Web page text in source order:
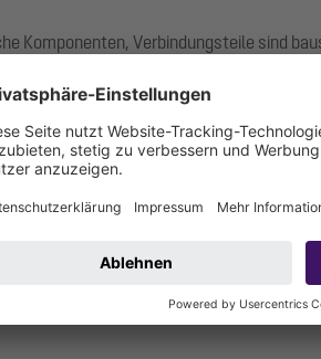
Komponenten, Verbindungsteile sind
5 Grad neigbar
(zur Auftriebssicherung ist der